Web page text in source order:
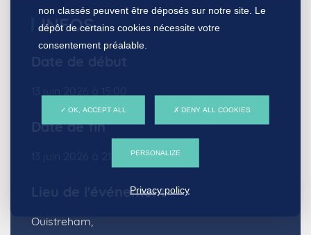
INFOS
Date de fin
Lieu de l'événement
Ouistreham,
non classés peuvent être déposés sur notre site. Le
dépôt de certains cookies nécessite votre
consentement préalable.
OK, ACCEPT ALL DENY ALL COOKIES
PERSONALIZE
Privacy policy